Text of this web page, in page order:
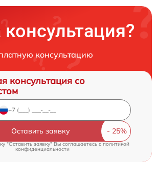
консультацию
консультация со
Оставить заявку
"Оставить заявку" Вы соглашаетесь cполитикой
конфиденциальности